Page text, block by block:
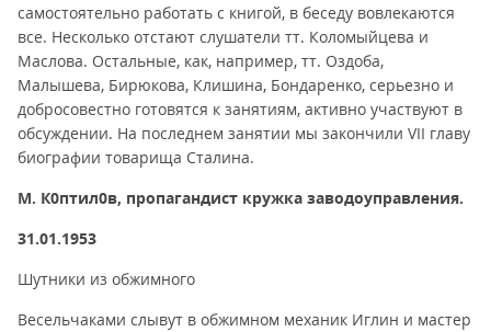
самостоятельно работать с книгой, в беседу вовлекаются
все. Несколько отстают слушатели тт. Коломыйцева и
Маслова. Остальные, как, например, тт. Оздоба,
Малышева, Бирюкова, Клишина, Бондаренко, серьезно и
добросовестно готовятся к занятиям, активно участвуют в
обсуждении. На последнем занятии мы закончили VII главу
биографии товарища Сталина.
М. К0птил0в, пропагандист кружка заводоуправления.
31.01.1953
Шутники из обжимного
Весельчаками слывут в обжимном механик Иглин и мастер